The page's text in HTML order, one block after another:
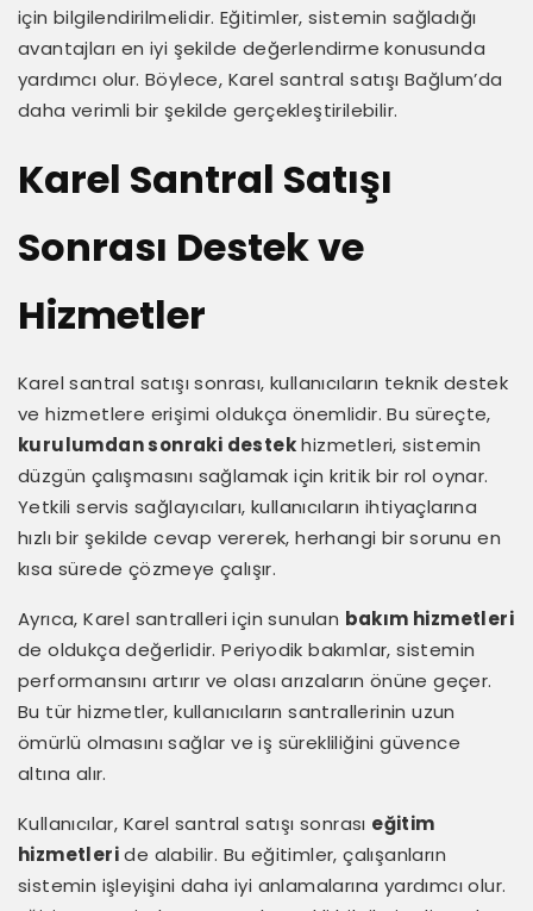
için bilgilendirilmelidir. Eğitimler, sistemin sağladığı
avantajları en iyi şekilde değerlendirme konusunda
yardımcı olur. Böylece, Karel santral satışı Bağlum’da
daha verimli bir şekilde gerçekleştirilebilir.
Karel Santral Satışı
Sonrası Destek ve
Hizmetler
Karel santral satışı sonrası, kullanıcıların teknik destek
ve hizmetlere erişimi oldukça önemlidir. Bu süreçte,
kurulumdan sonraki destekhizmetleri, sistemin
düzgün çalışmasını sağlamak için kritik bir rol oynar.
Yetkili servis sağlayıcıları, kullanıcıların ihtiyaçlarına
hızlı bir şekilde cevap vererek, herhangi bir sorunu en
kısa sürede çözmeye çalışır.
Ayrıca, Karel santralleri için sunulan bakım hizmetleri
de oldukça değerlidir. Periyodik bakımlar, sistemin
performansını artırır ve olası arızaların önüne geçer.
Bu tür hizmetler, kullanıcıların santrallerinin uzun
ömürlü olmasını sağlar ve iş sürekliliğini güvence
altına alır.
Kullanıcılar, Karel santral satışı sonrası eğitim
hizmetleride alabilir. Bu eğitimler, çalışanların
sistemin işleyişini daha iyi anlamalarına yardımcı olur.